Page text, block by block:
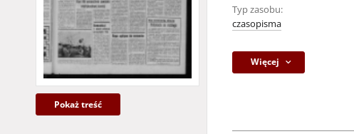
Pokaż treść
Typ zasobu:
czasopisma
Więcej